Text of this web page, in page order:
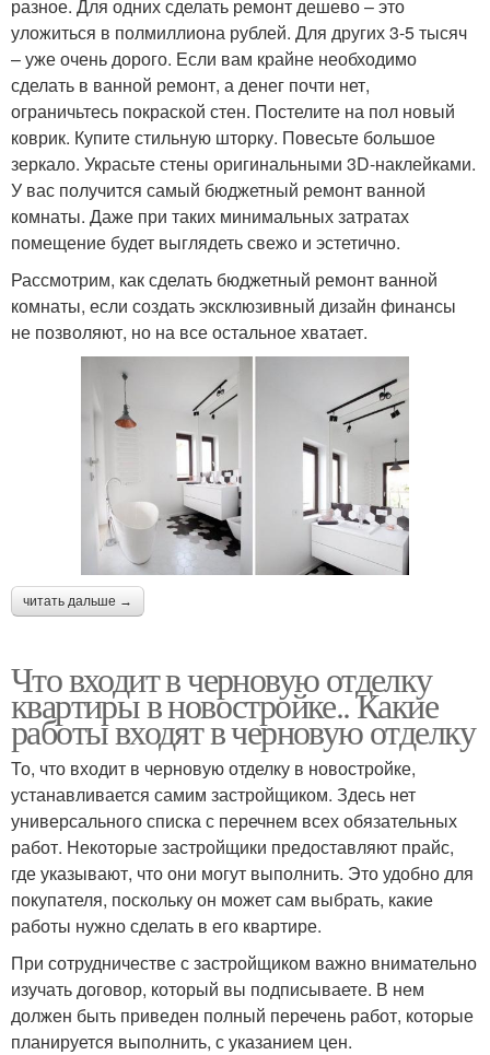
разное. Для одних сделать ремонт дешево – это
уложиться в полмиллиона рублей. Для других 3-5 тысяч
– уже очень дорого. Если вам крайне необходимо
сделать в ванной ремонт, а денег почти нет,
ограничьтесь покраской стен. Постелите на пол новый
коврик. Купите стильную шторку. Повесьте большое
зеркало. Украсьте стены оригинальными 3D-наклейками.
У вас получится самый бюджетный ремонт ванной
комнаты. Даже при таких минимальных затратах
помещение будет выглядеть свежо и эстетично.
Рассмотрим, как сделать бюджетный ремонт ванной
комнаты, если создать эксклюзивный дизайн финансы
не позволяют, но на все остальное хватает.
читать дальше →
Что входит в черновую отделку
квартиры в новостройке.. Какие
работы входят в черновую отделку
То, что входит в черновую отделку в новостройке,
устанавливается самим застройщиком. Здесь нет
универсального списка с перечнем всех обязательных
работ. Некоторые застройщики предоставляют прайс,
где указывают, что они могут выполнить. Это удобно для
покупателя, поскольку он может сам выбрать, какие
работы нужно сделать в его квартире.
При сотрудничестве с застройщиком важно внимательно
изучать договор, который вы подписываете. В нем
должен быть приведен полный перечень работ, которые
планируется выполнить, с указанием цен.